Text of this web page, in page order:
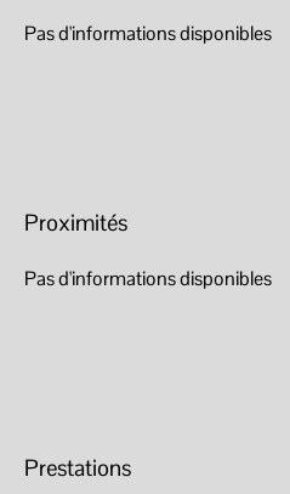
Pas d'informations disponibles
Proximités
Pas d'informations disponibles
Prestations